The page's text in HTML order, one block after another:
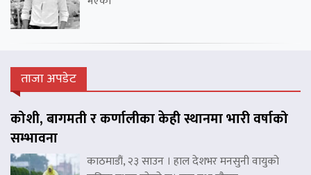
ताजा अपडेट
कोशी, बागमती र कर्णालीका केही स्थानमा भारी वर्षाको
सम्भावना
काठमाडौं, २३ साउन । हाल देशभर मनसुनी वायुको